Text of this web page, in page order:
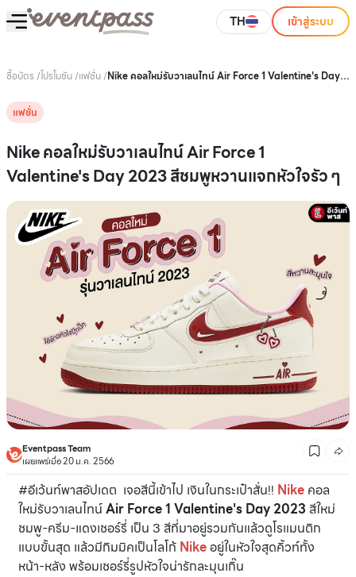
TH เข้าสู่ระบบ
ซื้อบัตร /โปรโมชัน/แฟชั่น/Nike คอลใหม่รับวาเลนไทน์ Air Force 1 Valentine's Day
แฟชั่น
Nike คอลใหม่รับวาเลนไทน์ Air Force 1
Valentine's Day 2023 สีชมพูหวานแจกหัวใจรัว ๆ
Eventpass Team
เผยแพร่เมื่อ 20 ม.ค. 2566
#อีเว้นท์พาสอัปเดต เจอสีนี้เข้าไป เงินในกระเป๋าสั่น!! Nike คอล
ใหม่รับวาเลนไทน์Air Force 1 Valentine's Day 2023 สีใหม่
ชมพู-ครีม-แดงเชอร์รี่ เป็น 3 สีที่มาอยู่รวมกันแล้วดูโรแมนติก
แบบขั้นสุด แล้วมีกิมมิคเป็นโลโก้ Nikeอยู่ในหัวใจสุดคิ้วท์ทั้ง
หน้า-หลัง พร้อมเชอร์รี่รูปหัวใจน่ารักละมุนเกิ๊น